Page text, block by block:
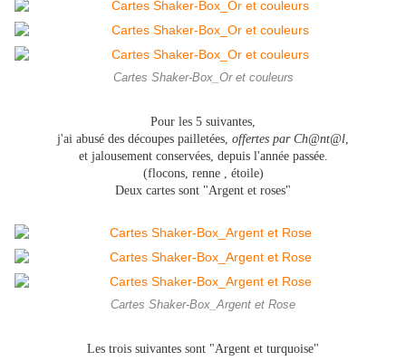
Cartes Shaker-Box_Or et couleurs
Pour les 5 suivantes,
j'ai abusé des découpes pailletées, offertes par Ch@nt@l,
et jalousement conservées, depuis l'année passée.
(flocons, renne , étoile)
Deux cartes sont "Argent et roses"
Cartes Shaker-Box_Argent et Rose
Les trois suivantes sont "Argent et turquoise"